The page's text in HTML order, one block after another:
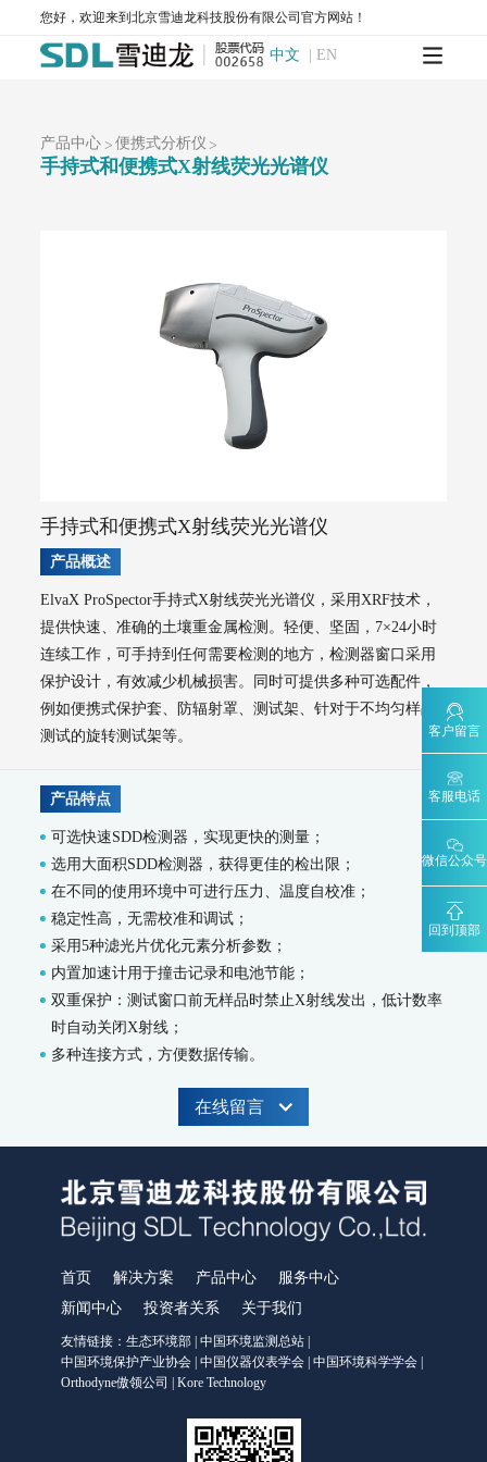
您好，欢迎来到北京雪迪龙科技股份有限公司官方网站！
中文 | EN
AQMS-900-环境空气质量连续自动监测系统
AQMS-900CL-环境空气臭氧（化学发光法）自动监测系统
AQMS-900HM-环境空气颗粒物元素成分自动监测系统
AQMS-900C-PM₂.₅-颗粒物PM₂.₅监测仪
AQMS-900C-PM₁₀-颗粒物PM₁₀监测仪
大气网格化监测系统
AQMS-1100-微型环境空气质量监测系统
AQMS-900C-PM₂.₅-户外型颗粒物PM₂.₅自动监测系统
AQMS-900C-PM₁₀-户外型颗粒物PM₁₀自动监测系统
AQMS-1100OU-恶臭自动监测系统
MODEL 2630-II-环境噪声自动监测仪
AQMS-900VI/VII-环境空气非甲烷总烃在线监测系统
AQMS-900VC-环境空气挥发性有机物在线监测系统
AQMS-900TOFMS-多通道飞行时间质谱在线监测系统
大气走航监测车
MCS-900A-大气复合污染走航监测车
水环境监测
地表水监测系统
WQMS-900-固定式水质自动监测系统
WQMS-900E-简易式水质自动监测系统
WQMS-900S-小型式水质自动监测系统
WQMS-900F-浮标式水质自动监测系统
WCS-900W-水质移动监测系统
MODEL 9811-高锰酸盐指数水质在线自动监测仪
MODEL 2000-五参数水质在线自动监测仪
MODEL 9001-叶绿素a水质在线自动监测仪
MODEL 9002-藻密度水质在线自动监测仪
污染源水质监测系统
WWMS-900AI-数智化污染源水质在线监测系统
WWMS-900-污染源水质在线监测系统
MODEL 9820-氨氮水质在线自动监测仪
MODEL 2000-pH-水质在线自动监测仪
水质特征因子在线分析仪
MODEL 9880-水质生物综合毒性在线监测仪
智慧监测监管平台
大气污染防治决策支持平台
水污染防治决策支持平台
城市环境应急指挥管理平台
客户留言
客服电话
微信公众号
回到顶部
产品中心 > 便携式分析仪 >
手持式和便携式X射线荧光光谱仪
手持式和便携式X射线荧光光谱仪
产品概述
ElvaX ProSpector手持式X射线荧光光谱仪，采用XRF技术，
提供快速、准确的土壤重金属检测。轻便、坚固，7×24小时
连续工作，可手持到任何需要检测的地方，检测器窗口采用
保护设计，有效减少机械损害。同时可提供多种可选配件，
例如便携式保护套、防辐射罩、测试架、针对于不均匀样品
测试的旋转测试架等。
产品特点
可选快速SDD检测器，实现更快的测量；
选用大面积SDD检测器，获得更佳的检出限；
在不同的使用环境中可进行压力、温度自校准；
稳定性高，无需校准和调试；
采用5种滤光片优化元素分析参数；
内置加速计用于撞击记录和电池节能；
双重保护：测试窗口前无样品时禁止X射线发出，低计数率
时自动关闭X射线；
多种连接方式，方便数据传输。
在线留言
首页 解决方案 产品中心
服务中心
新闻中心
投资者关系 关于我们
友情链接： 生态环境部 中国环境监测总站
中国环境保护产业协会 中国仪器仪表学会 中国环境科学学会
Orthodyne傲领公司
Kore Technology